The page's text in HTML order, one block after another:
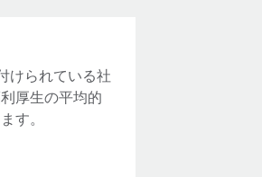
けられている社
厚生の平均的
す。